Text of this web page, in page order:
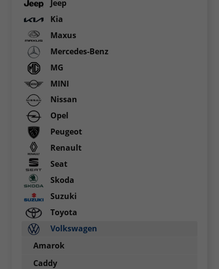
Jeep
Kia
Maxus
Mercedes-Benz
MG
MINI
Nissan
Opel
Peugeot
Renault
Seat
Skoda
Suzuki
Toyota
Volkswagen
Amarok
Caddy